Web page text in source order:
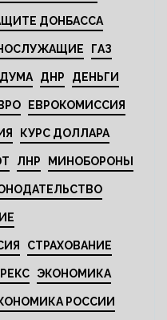
ДОНБАССА
ГАЗ
ДНР ДЕНЬГИ
ЕВРОКОМИССИЯ
КУРС ДОЛЛАРА
ЛНР МИНОБОРОНЫ
СТРАХОВАНИЕ
ЭКОНОМИКА
РОССИИ